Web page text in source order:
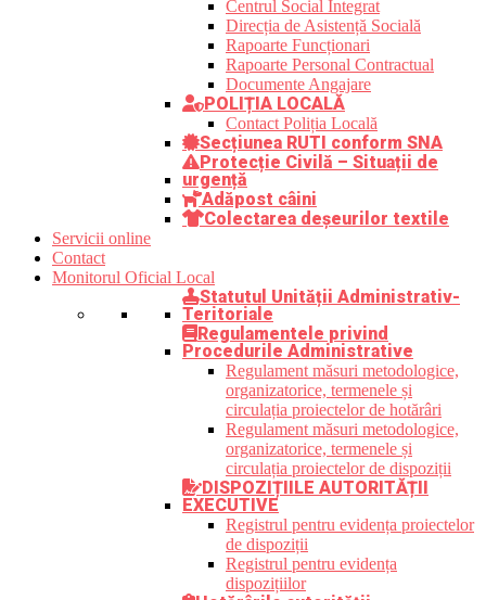
Centrul Social Integrat
Direcția de Asistență Socială
Rapoarte Funcționari
Rapoarte Personal Contractual
Documente Angajare
POLIȚIA LOCALĂ
Contact Poliția Locală
Secțiunea RUTI conform SNA
Protecție Civilă – Situații de
urgență
Adăpost câini
Colectarea deșeurilor textile
Servicii online
Contact
Monitorul Oficial Local
Statutul Unității Administrativ-
Teritoriale
Regulamentele privind
Procedurile Administrative
Regulament măsuri metodologice,
organizatorice, termenele și
circulația proiectelor de hotărâri
Regulament măsuri metodologice,
organizatorice, termenele și
circulația proiectelor de dispoziții
DISPOZIȚIILE AUTORITĂȚII
EXECUTIVE
Registrul pentru evidența proiectelor
de dispoziții
Registrul pentru evidența
dispozițiilor